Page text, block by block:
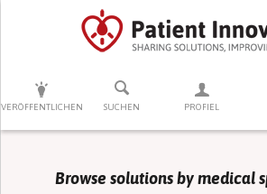
VERÖFFENTLICHEN SUCHEN PROFIEL
DRÜCKEN SIE AUF ENTER UM DIE SUCHE
Browse solutions by medical